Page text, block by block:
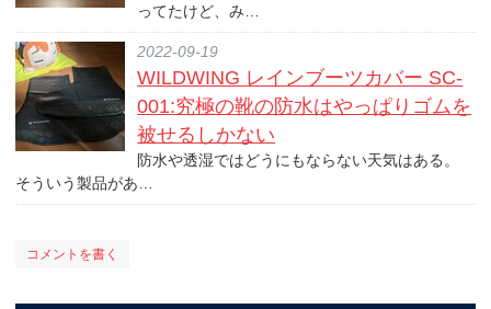
ってたけど、み…
2022-09-19
WILDWING レインブーツカバー SC-
001:究極の靴の防水はやっぱりゴムを
被せるしかない
防水や透湿ではどうにもならない天気はある。
そういう製品があ…
コメントを書く